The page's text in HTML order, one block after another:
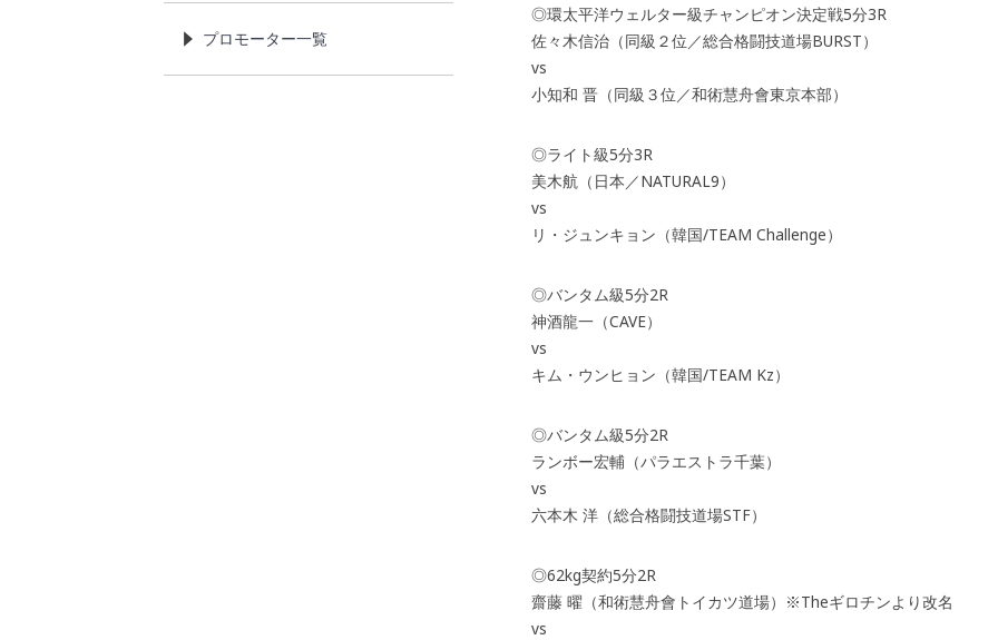
◎環太平洋ウェルター級チャンピオン決定戦5分3R
佐々木信治（同級２位／総合格闘技道場BURST）
vs
小知和 晋（同級３位／和術慧舟會東京本部）
◎ライト級5分3R
美木航（日本／NATURAL9）
vs
リ・ジュンキョン（韓国/TEAM Challenge）
◎バンタム級5分2R
神酒龍一（CAVE）
vs
キム・ウンヒョン（韓国/TEAM Kz）
◎バンタム級5分2R
ランボー宏輔（パラエストラ千葉）
vs
六本木 洋（総合格闘技道場STF）
◎62kg契約5分2R
齋藤 曜（和術慧舟會トイカツ道場）※Theギロチンより改名
vs
プロモーター一覧